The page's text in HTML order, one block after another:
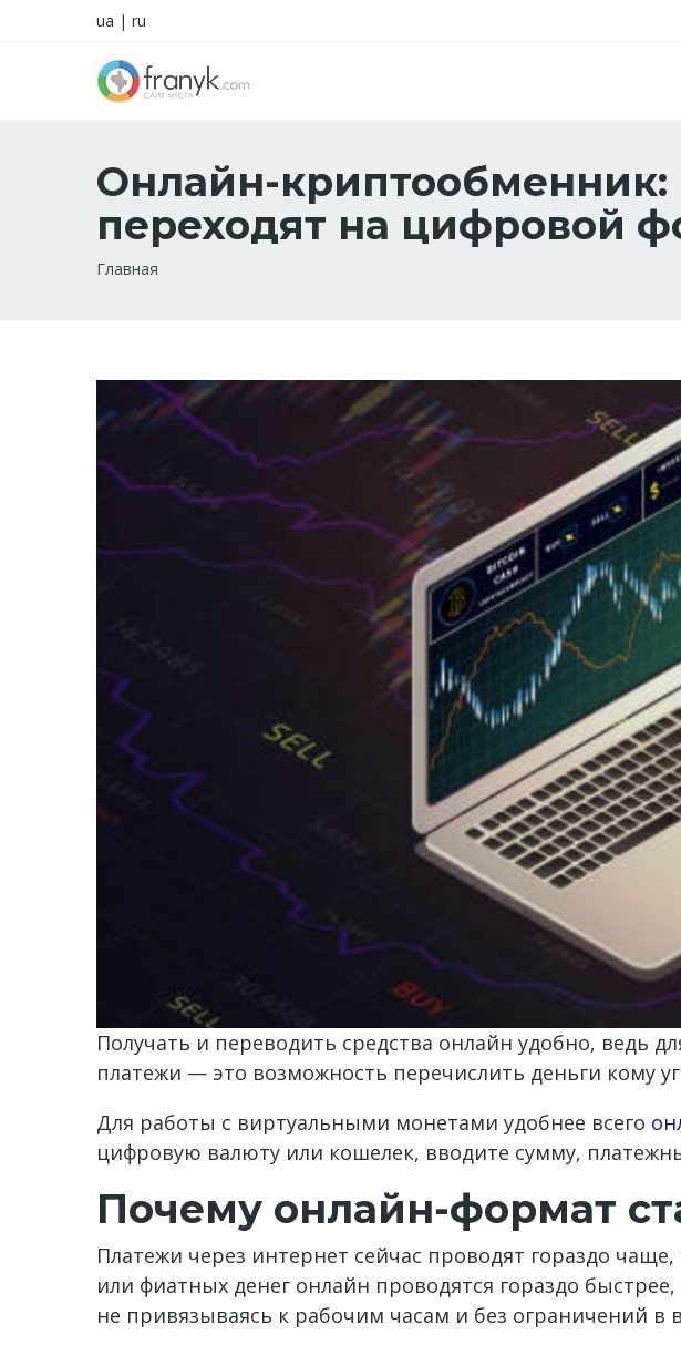
ua | ru
Онлайн-криптообменник:
переходят на цифровой
Строка
Главная
Получать и переводить средства онлайн удобно, ведь
платежи — это возможность перечислить деньги кому
Для работы с виртуальными монетами удобнее всего
цифровую валюту или кошелек, вводите сумму,
Почему онлайн-формат
Платежи через интернет сейчас проводят гораздо
или фиатных денег онлайн проводятся гораздо
не привязываясь к рабочим часам и без ограничений в